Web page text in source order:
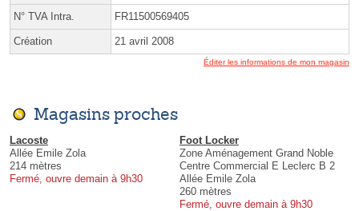
N° TVA Intra. FR11500569405
Création 21 avril 2008
Éditer les informations de mon magasin
Magasins proches
Lacoste
Allée Emile Zola
214 mètres
Fermé, ouvre demain à 9h30
Foot Locker
Zone Aménagement Grand Noble
Centre Commercial E Leclerc B 2
Allée Emile Zola
260 mètres
Fermé, ouvre demain à 9h30